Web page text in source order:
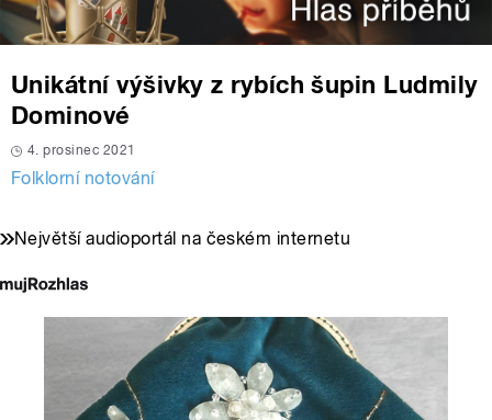
Unikátní výšivky z rybích šupin Ludmily
Dominové
4. prosinec 2021
Folklorní notování
Největší audioportál na českém internetu